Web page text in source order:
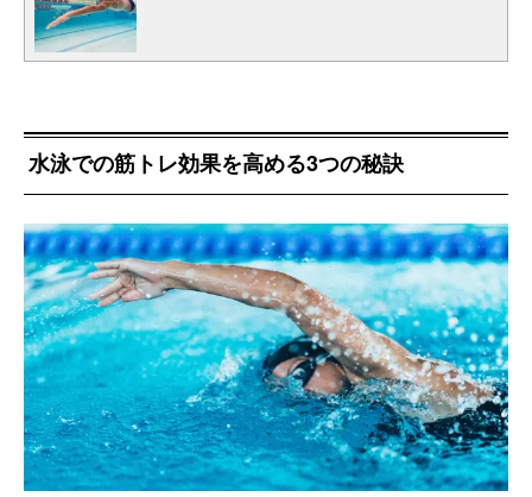
水泳での筋トレ効果を高める3つの秘訣